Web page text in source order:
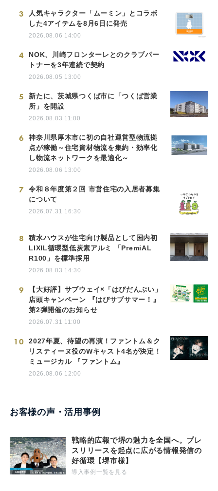
3
人気キャラクター「ムーミン」とコラボ
した4アイテムを8月6日に発売
2026.08.06 14:00
4
NOK、川崎フロンターレとのクラブパー
トナーを3年連続で契約
2026.08.05 13:00
5
新たに、茨城県つくば市に「つくば営業
所」を開設
2026.08.03 11:00
6
神奈川県厚木市に初の自社運営型物流拠
点が稼働～住宅資材物流を集約・効率化
し物流ネットワークを最適化～
2026.08.06 13:00
7
令和８年度第２回 市営住宅の入居者募集
について
2026.07.31 16:30
8
積水ハウスが住宅向け製品として国内初
LIXIL循環型低炭素アルミ 「PremiAL
R100」を標準採用
2026.08.03 14:30
9
【大好評】サブウェイ×「はぴだんぶい」
店頭キャンペーン 『はぴサブサマー！』
第2弾開催のお知らせ
2026.07.31 11:00
10
2027年夏、待望の再演！ファントム＆ク
リスティーヌ役のWキャスト4名が決定！
ミュージカル 『ファントム』
2026.08.06 12:00
お客様の声・活用事例
戦略的広報で堺の魅力を全国へ。プレ
スリリースを起点に広がる情報発信の
好循環【堺市様】
導入事例一覧を見る